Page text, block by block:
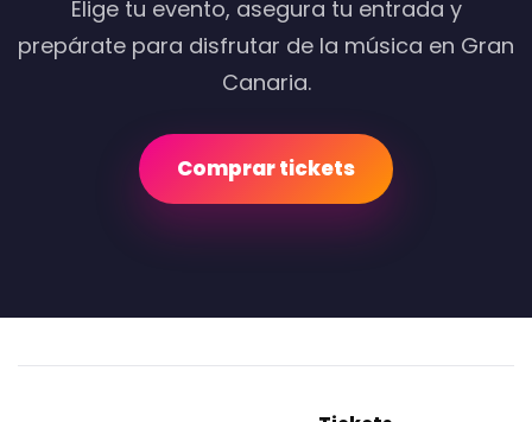
Elige tu evento, asegura tu entrada y
prepárate para disfrutar de la música en Gran
Canaria.
Comprar tickets